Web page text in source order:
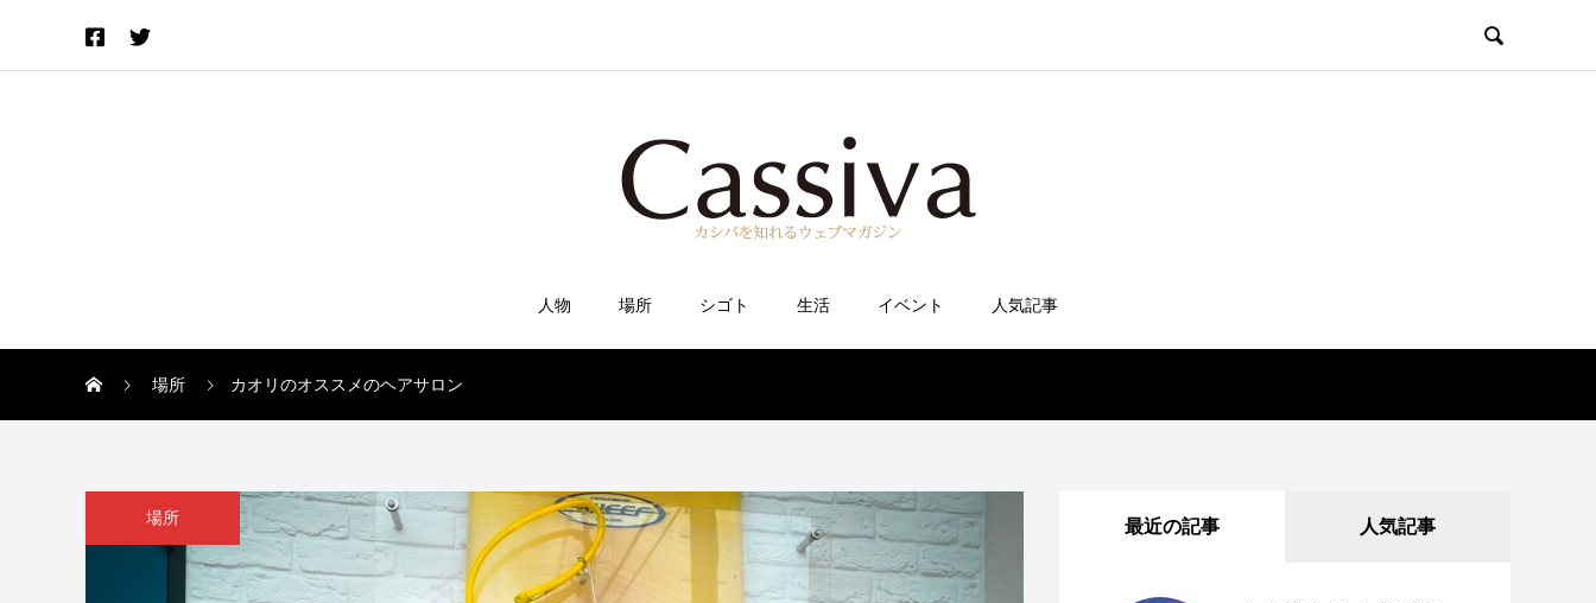

人物 場所 シゴト 生活 イベント 人気記事
場所 カオリのオススメのヘアサロン
場所 最近の記事 人気記事